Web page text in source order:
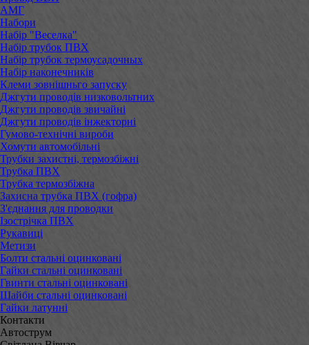
АМГ
Набори
Набір "Веселка"
Набір трубок ПВХ
Набір трубок термоусадочных
Набір наконечників
Клеми зовнішньго запуску
Джгути проводів низковольтних
Джгути проводів звичайні
Джгути проводів інжекторні
Гумово-технічні вироби
Хомути автомобільні
Трубки захистні, термозбіжні
Трубка ПВХ
Трубка термозбіжна
Захисна трубка ПВХ (гофра)
З'єднання для проводки
Ізострічка ПВХ
Рукавиці
Метизи
Болти стальні оцинковані
Гайки стальні оцинковані
Гвинти стальні оцинковані
Шайби стальні оцинковані
Гайки латунні
Контакти
Автострум